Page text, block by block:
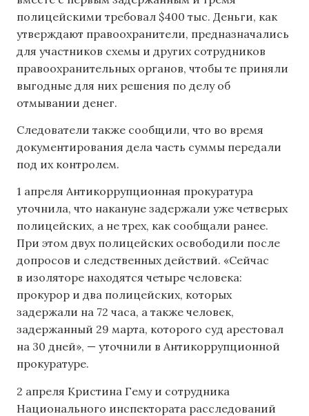
полицейскими требовал $400 тыс. Деньги, как
утверждают правоохранители, предназначались
для участников схемы и других сотрудников
правоохранительных органов, чтобы те приняли
выгодные для них решения по делу об
отмывании денег.
Следователи также сообщили, что во время
документирования дела часть суммы передали
под их контролем.
1 апреля Антикоррупционная прокуратура
уточнила, что накануне задержали уже четверых
полицейских, а не трех, как сообщали ранее.
При этом двух полицейских освободили после
допросов и следственных действий. «Сейчас
в изоляторе находятся четыре человека:
прокурор и два полицейских, которых
задержали на 72 часа, а также человек,
задержанный 29 марта, которого суд арестовал
на 30 дней», — уточнили в Антикоррупционной
прокуратуре.
2 апреля Кристина Гему и сотрудника
Национального инспектората расследований